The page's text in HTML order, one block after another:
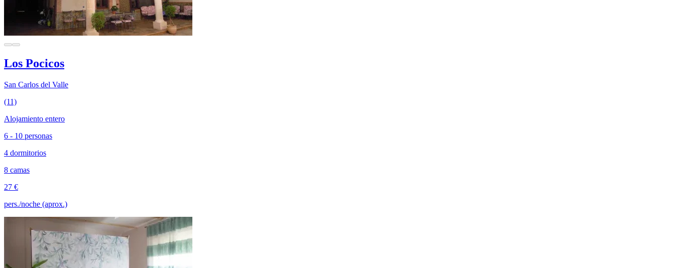
Los Pocicos
San Carlos del Valle
(11)
Alojamiento entero
6 - 10 personas
4 dormitorios
8 camas
27 €
pers./noche (aprox.)